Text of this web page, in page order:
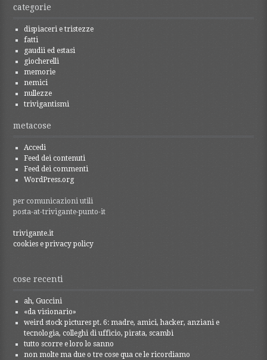
categorie
dispiaceri e tristezze
fatti
gaudii ed estasi
giocherelli
memorie
nemici
nullezze
trivigantismi
metacose
Accedi
Feed dei contenuti
Feed dei commenti
WordPress.org
per comunicazioni utili
posta-at-trivigante-punto-it
trivigante.it
cookies e privacy policy
cose recenti
ah, Guccini
«da visionario»
weird stock pictures pt. 6: madre, amici, hacker, anziani e
tecnologia, colleghi di ufficio, pirata, scambi
tutto scorre e loro lo sanno
non molte ma due o tre cose qua ce le ricordiamo